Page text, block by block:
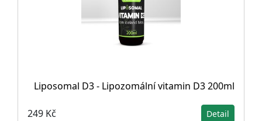
Liposomal D3 - Lipozomální vitamin D3 200ml
249 Kč Detail